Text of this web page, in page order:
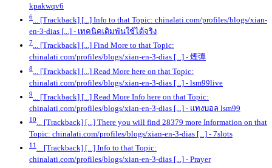
kpakwqv6
6
... [Trackback] [...] Info to that Topic: chinalati.com/profiles/blogs/xian-
en-3-dias [...] - เทคนิคเดิมพันใช้ได้จริง
7... [Trackback] [...] Find More to that Topic:
chinalati.com/profiles/blogs/xian-en-3-dias [...] - 煙彈
8
... [Trackback] [...] Read More here on that Topic:
chinalati.com/profiles/blogs/xian-en-3-dias [...] - lsm99live
9
... [Trackback] [...] Read More Info here on that Topic:
chinalati.com/profiles/blogs/xian-en-3-dias [...] - แทงบอล lsm99
10... [Trackback] [...] There you will find 28379 more Information on that
Topic: chinalati.com/profiles/blogs/xian-en-3-dias [...] - 7slots
11 ... [Trackback] [...] Info to that Topic:
chinalati.com/profiles/blogs/xian-en-3-dias [...] - Prayer